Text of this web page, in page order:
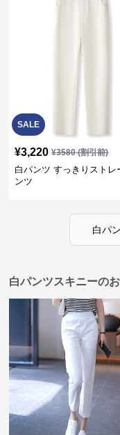
SALE
¥3,220 ¥3580(割引前)
白パンツ すっきりストレ
ンツ
白パ
白パンツスキニーの